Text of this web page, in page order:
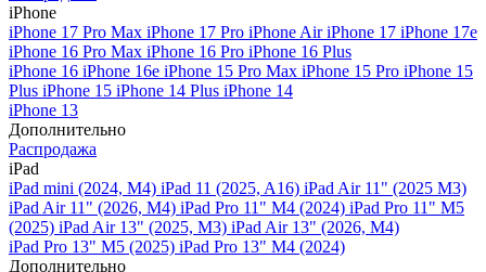
iPhone
iPhone 17 Pro Max iPhone 17 Pro iPhone AiriPhone 17 iPhone 17e
iPhone 16 Pro Max iPhone 16 Pro iPhone 16 Plus
iPhone 16 iPhone 16e iPhone 15 Pro Max iPhone 15 Pro iPhone 15
Plus iPhone 15 iPhone 14 Plus iPhone 14
iPhone 13
Дополнительно
Распродажа
iPad
iPad mini (2024, M4) iPad 11 (2025, A16) iPad Air 11" (2025 M3)
iPad Air 11" (2026, M4) iPad Pro 11" M4 (2024) iPad Pro 11" M5
(2025) iPad Air 13" (2025, M3) iPad Air 13" (2026, M4)
iPad Pro 13" M5 (2025) iPad Pro 13" M4 (2024)
Дополнительно